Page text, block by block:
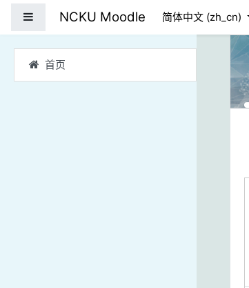
停靠面板
首页
NCKU Moodle 简体中文 ‎(zh_cn)‎